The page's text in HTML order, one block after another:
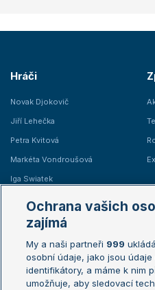
Hráči
Novak Djokovič
Jiří Lehečka
Petra Kvitová
Markéta Vondroušová
Iga Swiatek
Žebříčky
Žebříček ATP (muži)
Žebříček WTA (ženy)
Sázkařský žebříček
Ochrana vašich
zajímá
My a naši partneři 999
osobní údaje, jako jsou
identifikátory, a máme k nim
umožňuje, aby sledovací